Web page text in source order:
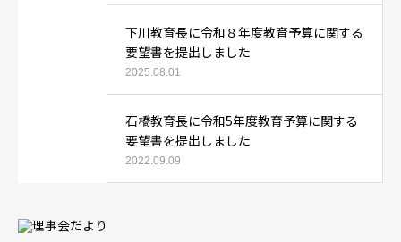
下川教育長に令和８年度教育予算に関する
要望書を提出しました
2025.08.01
石橋教育長に令和5年度教育予算に関する
要望書を提出しました
2022.09.09